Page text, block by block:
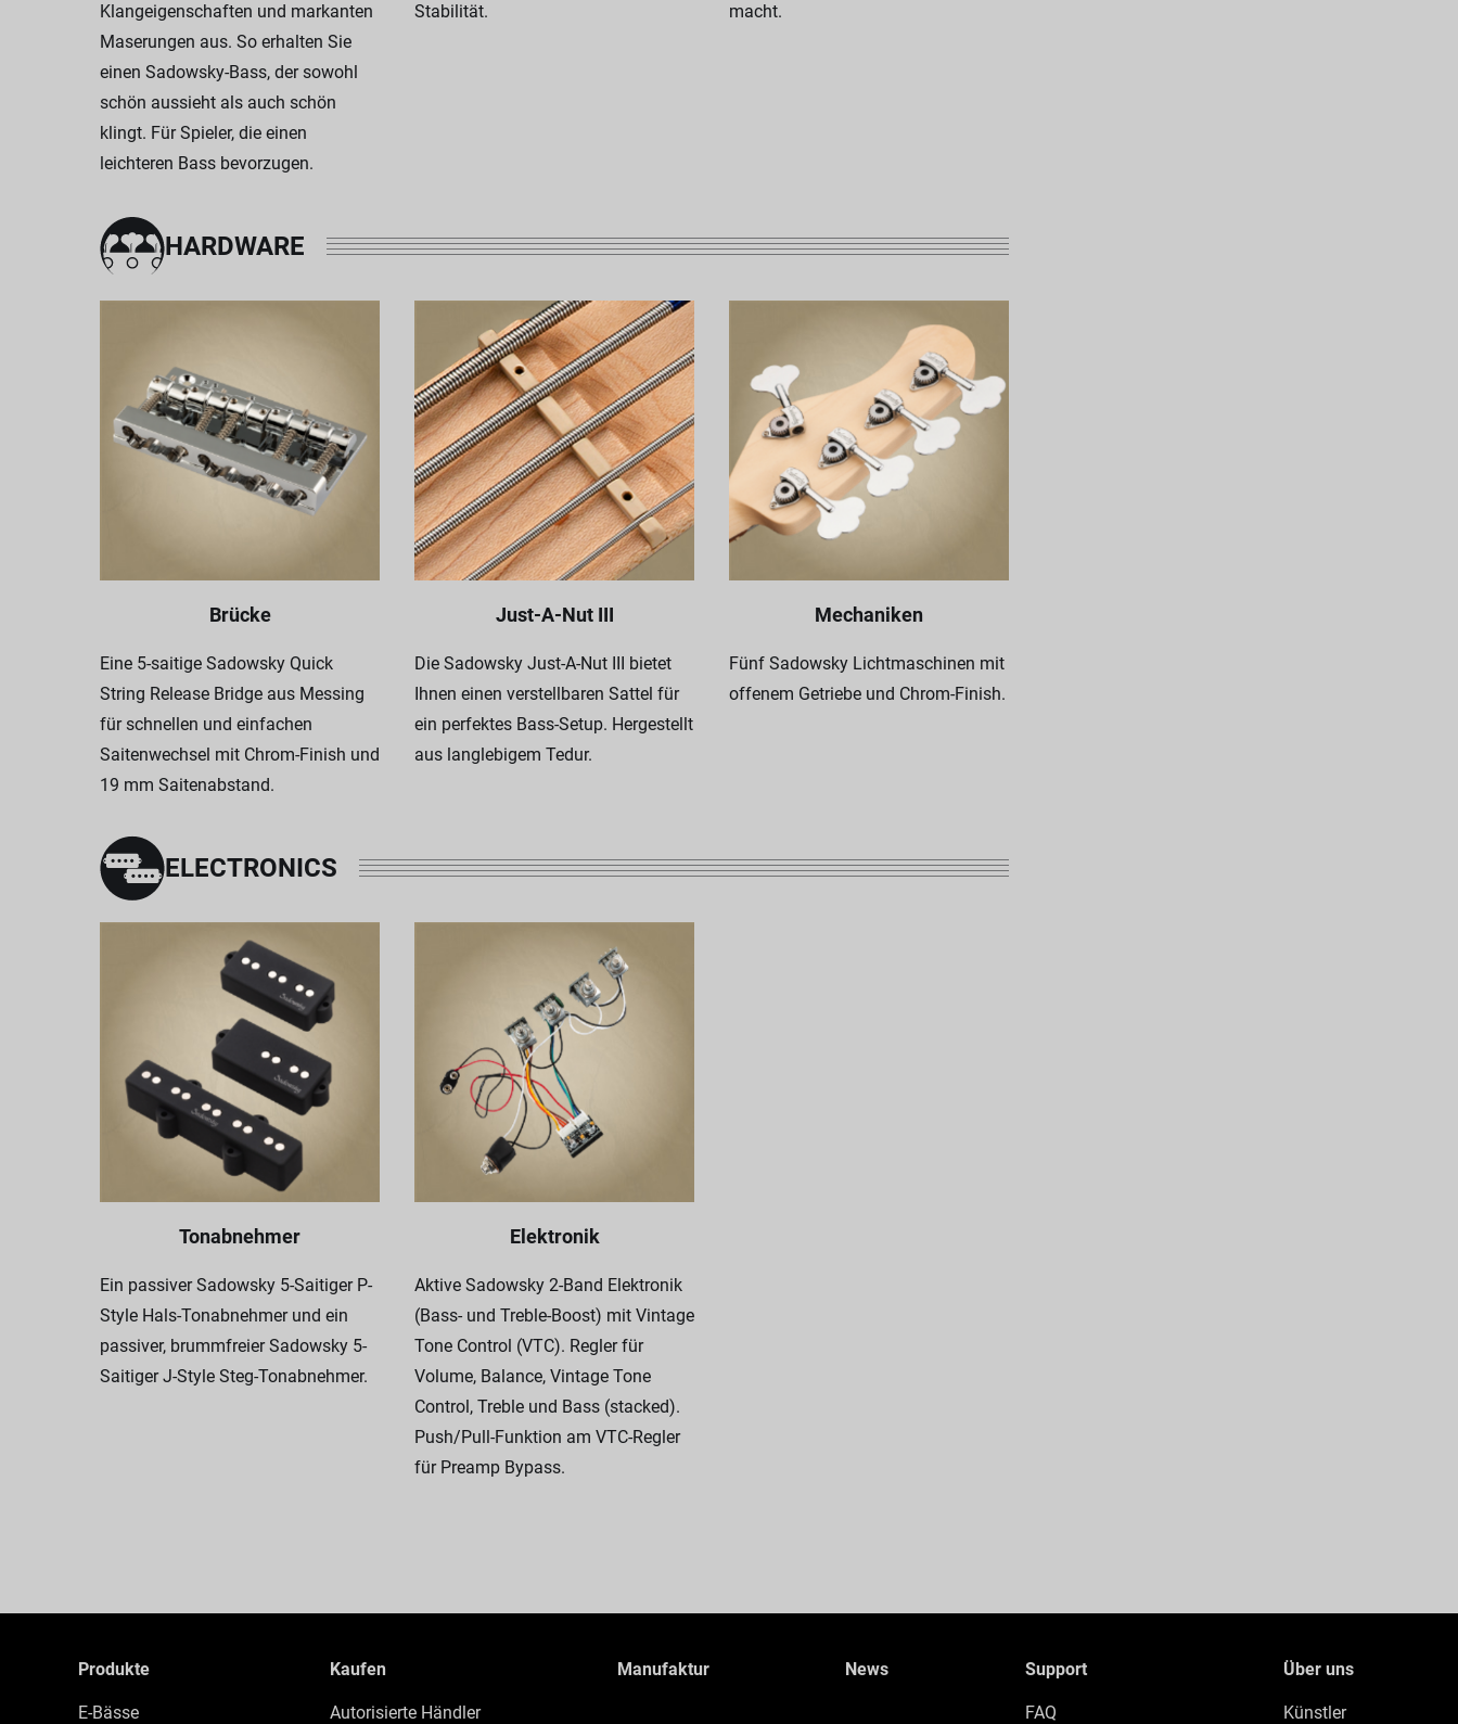
Klangeigenschaften und markanten
Maserungen aus. So erhalten Sie
einen Sadowsky-Bass, der sowohl
schön aussieht als auch schön
klingt. Für Spieler, die einen
leichteren Bass bevorzugen.
Stabilität.
macht.
HARDWARE
Brücke
Eine 5-saitige Sadowsky Quick
String Release Bridge aus Messing
für schnellen und einfachen
Saitenwechsel mit Chrom-Finish und
19 mm Saitenabstand.
Just-A-Nut III
Die Sadowsky Just-A-Nut III bietet
Ihnen einen verstellbaren Sattel für
ein perfektes Bass-Setup. Hergestellt
aus langlebigem Tedur.
Mechaniken
Fünf Sadowsky Lichtmaschinen mit
offenem Getriebe und Chrom-Finish.
ELECTRONICS
Tonabnehmer
Ein passiver Sadowsky 5-Saitiger P-
Style Hals-Tonabnehmer und ein
passiver, brummfreier Sadowsky 5-
Saitiger J-Style Steg-Tonabnehmer.
Elektronik
Aktive Sadowsky 2-Band Elektronik
(Bass- und Treble-Boost) mit Vintage
Tone Control (VTC). Regler für
Volume, Balance, Vintage Tone
Control, Treble und Bass (stacked).
Push/Pull-Funktion am VTC-Regler
für Preamp Bypass.
Produkte
E-Bässe
Kaufen
Autorisierte Händler
Manufaktur News Support
FAQ
Über uns
Künstler